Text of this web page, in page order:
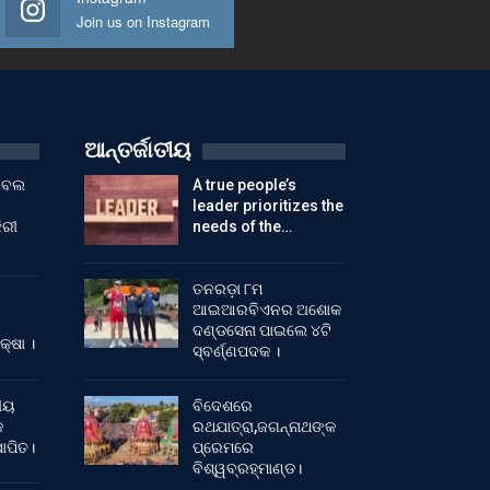
Join us on Instagram
।
ଆନ୍ତର୍ଜାତୀୟ
A true people’s
leader prioritizes the
needs of the…
ତନରଡ଼ା ୮ମ
ଆଇଆରବିଏନର ଅଶୋକ
ଦଣ୍ଡସେନା ପାଇଲେ ୪ଟି
ସ୍ବର୍ଣ୍ଣପଦକ ।
ବିଦେଶରେ
ରଥଯାତ୍ରା,ଜଗନ୍ନାଥଙ୍କ
ପ୍ରେମରେ
ବିଶ୍ୱବ୍ରହ୍ମାଣ୍ଡ।